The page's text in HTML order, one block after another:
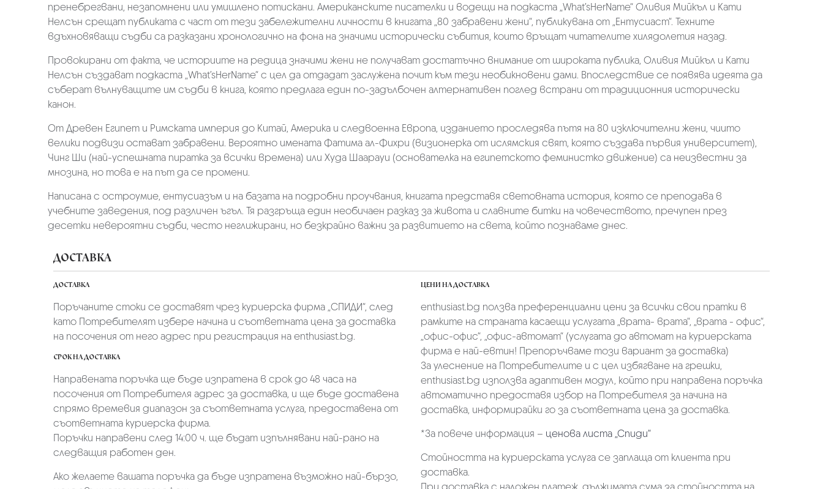
пренебрегвани, незапомнени или умишлено потискани. Американските писателки и водещи на подкаста „What’sHerName“ Оливия Мийкъл и Кати
Нелсън срещат публиката с част от тези забележителни личности в книгата „80 забравени жени“, публикувана от „Ентусиаст“. Техните
вдъхновяващи съдби са разказани хронологично на фона на значими исторически събития, които връщат читателите хилядолетия назад.
Провокирани от факта, че историите на редица значими жени не получават достатъчно внимание от широката публика, Оливия Мийкъл и Кати
Нелсън създават подкаста „What’sHerName“ с цел да отдадат заслужена почит към тези необикновени дами. Впоследствие се появява идеята да
съберат вълнуващите им съдби в книга, която предлага един по-задълбочен алтернативен поглед встрани от традиционния исторически
канон.
От Древен Египет и Римската империя до Китай, Америка и следвоенна Европа, изданието проследява пътя на 80 изключителни жени, чиито
велики подвизи остават забравени. Вероятно имената Фатима ал-Фихри (визионерка от ислямския свят, която създава първия университет),
Чинг Ши (най-успешната пиратка за всички времена) или Худа Шаарауи (основателка на египетското феминистко движение) са неизвестни за
мнозина, но това е на път да се промени.
Написана с остроумие, ентусиазъм и на базата на подробни проучвания, книгата представя световната история, която се преподава в
учебните заведения, под различен ъгъл. Тя разгръща един необичаен разказ за живота и славните битки на човечеството, пречупен през
десетки невероятни съдби, често неглижирани, но безкрайно важни за развитието на света, който познаваме днес.
ДОСТАВКА
ДОСТАВКА
Поръчаните стоки се доставят чрез куриерскa фирмa „СПИДИ“, след
като Потребителят избере начина и съответната цена за доставка
на посочения от него адрес при регистрация на enthusiast.bg.
СРОК НА ДОСТАВКА
Направената поръчка ще бъде изпратена в срок до 48 часа на
посочения от Потребителя адрес за доставка, и ще бъде доставена
спрямо времевия диапазон за съответната услуга, предоставена от
съответната куриерска фирма.
Поръчки направени след 14:00 ч. ще бъдат изпълнявани най-рано на
следващия работен ден.
Ако желаете вашата поръчка да бъде изпратена възможно най-бързо,
ЦЕНИ НА ДОСТАВКА
enthusiast.bg ползва преференциални цени за всички свои пратки в
рамките на страната касаещи услугата „врата- врата“, „врата - офис“,
„oфис-офис“, „офис-автомат“ (услугата до автомат на куриерската
фирма е най-евтин! Препоръчваме този вариант за доставка)
За улеснение на Потребителите и с цел избягване на грешки,
enthusiast.bg използва адаптивен модул, който при направена поръчка
автоматично предоставя избор на Потребителя за начина на
доставка, информирайки го за съответната цена за доставка.
*За повече информация – ценова листа „Спиди“
Стойността на куриерската услуга се заплаща от клиента при
доставка.